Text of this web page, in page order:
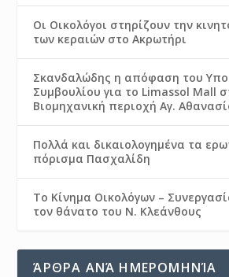
Οι Οικολόγοι στηρίζουν την
των κεραιών στο Ακρωτήρι
Σκανδαλώδης η απόφαση του
Συμβουλίου για το Limassol Mall
Βιομηχανική περιοχή Αγ.
Πολλά και δικαιολογημένα τα
πόρισμα Πασχαλίδη
Το Κίνημα Οικολόγων –
τον θάνατο του Ν. Κλεάνθους
ΆΡΘΡΑ ΑΝΆ ΗΜΕΡΟΜΗΝΊΑ